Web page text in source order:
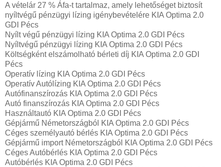
A vételár 27 % Áfa-t tartalmaz, amely lehetőséget biztosít
nyíltvégű pénzügyi lízing igénybevételére KIA Optima 2.0
GDI Pécs
Nyílt végű pénzügyi lízing KIA Optima 2.0 GDI Pécs
Nyíltvégű pénzügyi lízing KIA Optima 2.0 GDI Pécs
Költségként elszámolható bérleti díj KIA Optima 2.0 GDI
Pécs
Operatív lízing KIA Optima 2.0 GDI Pécs
Operatív Autólízing KIA Optima 2.0 GDI Pécs
Autófinanszírozás KIA Optima 2.0 GDI Pécs
Autó finanszírozás KIA Optima 2.0 GDI Pécs
Használtautó KIA Optima 2.0 GDI Pécs
Gépjármű Németországból KIA Optima 2.0 GDI Pécs
Céges személyautó bérlés KIA Optima 2.0 GDI Pécs
Gépjármű import Németországból KIA Optima 2.0 GDI Pécs
Céges Autóbérlés KIA Optima 2.0 GDI Pécs
Autóbérlés KIA Optima 2.0 GDI Pécs